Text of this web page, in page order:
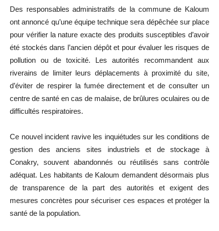
Des responsables administratifs de la commune de Kaloum
ont annoncé qu’une équipe technique sera dépêchée sur place
pour vérifier la nature exacte des produits susceptibles d’avoir
été stockés dans l’ancien dépôt et pour évaluer les risques de
pollution ou de toxicité. Les autorités recommandent aux
riverains de limiter leurs déplacements à proximité du site,
d’éviter de respirer la fumée directement et de consulter un
centre de santé en cas de malaise, de brûlures oculaires ou de
difficultés respiratoires.
Ce nouvel incident ravive les inquiétudes sur les conditions de
gestion des anciens sites industriels et de stockage à
Conakry, souvent abandonnés ou réutilisés sans contrôle
adéquat. Les habitants de Kaloum demandent désormais plus
de transparence de la part des autorités et exigent des
mesures concrètes pour sécuriser ces espaces et protéger la
santé de la population.